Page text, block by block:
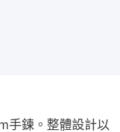
手鍊。整體設計以